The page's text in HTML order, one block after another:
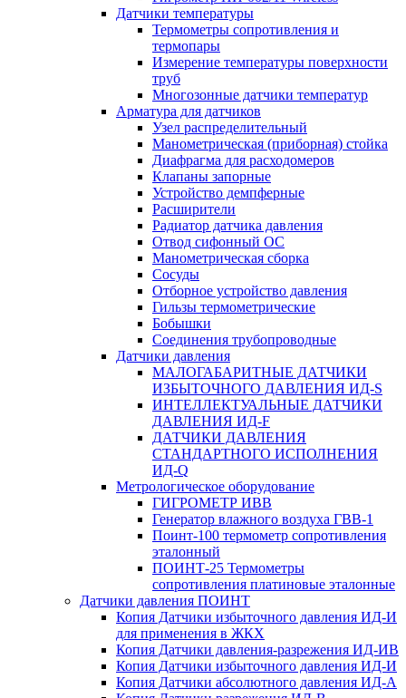
Датчики температуры
Термометры сопротивления и
термопары
Измерение температуры поверхности
труб
Многозонные датчики температур
Арматура для датчиков
Узел распределительный
Манометрическая (приборная) стойка
Диафрагма для расходомеров
Клапаны запорные
Устройство демпферные
Расширители
Радиатор датчика давления
Отвод сифонный ОС
Манометрическая сборка
Сосуды
Отборное устройство давления
Гильзы термометрические
Бобышки
Соединения трубопроводные
Датчики давления
МАЛОГАБАРИТНЫЕ ДАТЧИКИ
ИЗБЫТОЧНОГО ДАВЛЕНИЯ ИД-S
ИНТЕЛЛЕКТУАЛЬНЫЕ ДАТЧИКИ
ДАВЛЕНИЯ ИД-F
ДАТЧИКИ ДАВЛЕНИЯ
СТАНДАРТНОГО ИСПОЛНЕНИЯ
ИД-Q
Метрологическое оборудование
ГИГРОМЕТР ИВВ
Генератор влажного воздуха ГВВ-1
Поинт-100 термометр сопротивления
эталонный
ПОИНТ-25 Термометры
сопротивления платиновые эталонные
Датчики давления ПОИНТ
Копия Датчики избыточного давления ИД-И
для применения в ЖКХ
Копия Датчики давления-разрежения ИД-ИВ
Копия Датчики избыточного давления ИД-И
Копия Датчики абсолютного давления ИД-А